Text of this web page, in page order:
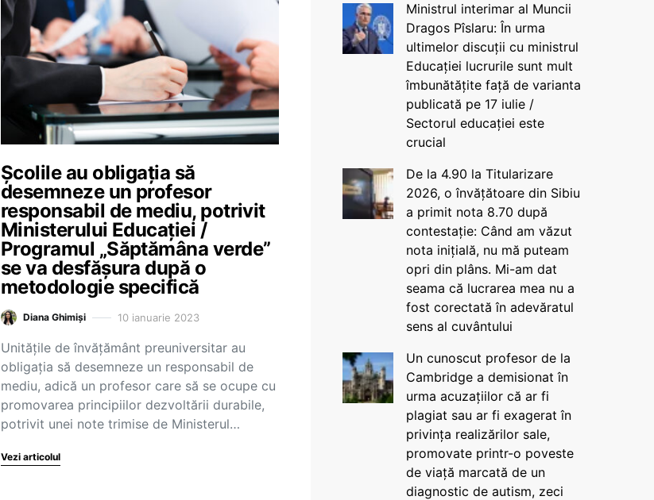
Școlile au obligația să
desemneze un profesor
responsabil de mediu, potrivit
Ministerului Educației /
Programul „Săptămâna verde”
se va desfășura după o
metodologie specifică
Diana Ghimiși 10 ianuarie 2023
Unitățile de învățământ preuniversitar au
obligația să desemneze un responsabil de
mediu, adică un profesor care să se ocupe cu
promovarea principiilor dezvoltării durabile,
potrivit unei note trimise de Ministerul…
Vezi articolul
Ministrul interimar al Muncii
Dragos Pîslaru: În urma
ultimelor discuții cu ministrul
Educației lucrurile sunt mult
îmbunătățite față de varianta
publicată pe 17 iulie /
Sectorul educației este
crucial
De la 4.90 la Titularizare
2026, o învățătoare din Sibiu
a primit nota 8.70 după
contestație: Când am văzut
nota inițială, nu mă puteam
opri din plâns. Mi-am dat
seama că lucrarea mea nu a
fost corectată în adevăratul
sens al cuvântului
Un cunoscut profesor de la
Cambridge a demisionat în
urma acuzațiilor că ar fi
plagiat sau ar fi exagerat în
privința realizărilor sale,
promovate printr-o poveste
de viață marcată de un
diagnostic de autism, zeci